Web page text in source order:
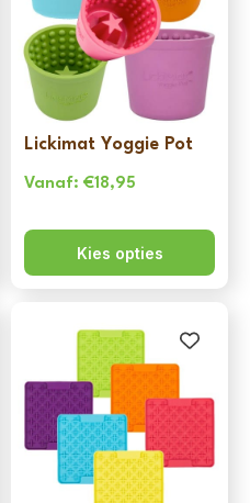
Lickimat Yoggie Pot
Vanaf: €18,95
Kies opties